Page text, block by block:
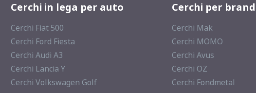
Cerchi in lega per auto
Cerchi Fiat 500
Cerchi Ford Fiesta
Cerchi Audi A3
Cerchi Lancia Y
Cerchi Volkswagen Golf
Cerchi per brand
Cerchi Mak
Cerchi MOMO
Cerchi Avus
Cerchi OZ
Cerchi Fondmetal